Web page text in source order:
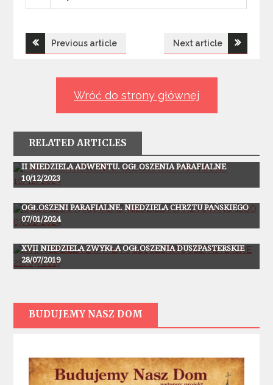
Nawigacja
Previous article Next article
Wróć do strony głównej
RELATED ARTICLES
Ogłoszenia
II NIEDZIELA ADWENTU. OGŁOSZENIA PARAFIALNE
10/12/2023
Ogłoszenia
OGŁOSZENI PARAFIALNE. NIEDZIELA CHRZTU PAŃSKIEGO
07/01/2024
Ogłoszenia
XVII NIEDZIELA ZWYKŁA OGŁOSZENIA DUSZPASTERSKIE
28/07/2019
BUDUJEMY NASZ DOM